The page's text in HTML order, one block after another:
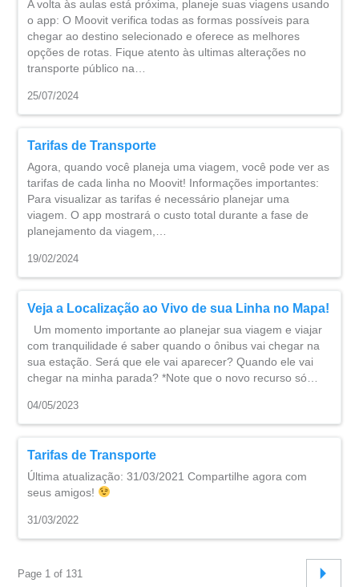
A volta às aulas está próxima, planeje suas viagens usando
o app: O Moovit verifica todas as formas possíveis para
chegar ao destino selecionado e oferece as melhores
opções de rotas. Fique atento às ultimas alterações no
transporte público na…
25/07/2024
Tarifas de Transporte
Agora, quando você planeja uma viagem, você pode ver as
tarifas de cada linha no Moovit! Informações importantes:
Para visualizar as tarifas é necessário planejar uma
viagem. O app mostrará o custo total durante a fase de
planejamento da viagem,…
19/02/2024
Veja a Localização ao Vivo de sua Linha no Mapa!
Um momento importante ao planejar sua viagem e viajar
com tranquilidade é saber quando o ônibus vai chegar na
sua estação. Será que ele vai aparecer? Quando ele vai
chegar na minha parada? *Note que o novo recurso só…
04/05/2023
Tarifas de Transporte
Última atualização: 31/03/2021 Compartilhe agora com
seus amigos!
31/03/2022
Page 1 of 131